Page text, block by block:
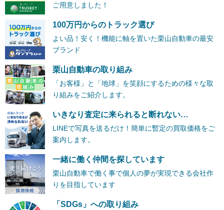
ご用意しました！
100万円からのトラック選び
よい品！安く！機能に軸を置いた栗山自動車の最安
ブランド
栗山自動車の取り組み
「お客様」と「地球」を笑顔にするための様々な取
り組みをご紹介します。
いきなり査定に来られると断れない…
LINEで写真を送るだけ！簡単に暫定の買取価格をご
案内します。
一緒に働く仲間を探しています
栗山自動車で働く事で個人の夢が実現できる会社作
りを目指しています
「SDGs」への取り組み